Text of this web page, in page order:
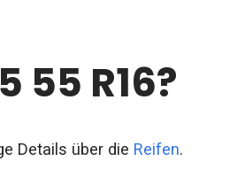
55 R16?
Details über die Reifen.